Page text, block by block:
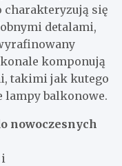
charakteryzują się
detalami,
komponują
takimi jak kutego
lampy balkonowe.
nowoczesnych